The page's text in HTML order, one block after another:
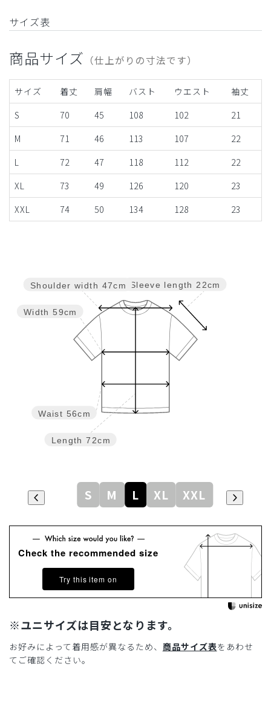
サイズ表
商品サイズ （仕上がりの寸法です）
サイズ 着丈 肩幅 バスト ウエスト
袖丈
S
70 45 108 102
21
M
71 46 113 107
22
L
72 47 118 112
22
XL
73 49 126 120
23
XXL
74 50 134 128 23
Sleeve length 22cm
Length 72cm
Waist 56cm
Width 59cm
Shoulder width 47cm
S M L XL XXL
Check the recommended size
Try this item on
※ユニサイズは目安となります。
お好みによって着用感が異なるため、 商品サイズ表をあわせ
てご確認ください。